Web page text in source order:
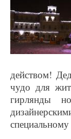
действом!
чудо для
гирлянды